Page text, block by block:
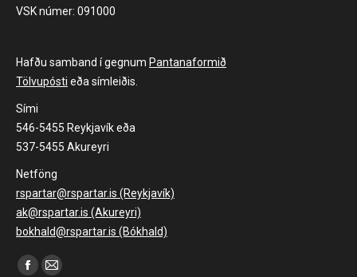
VSK númer: 091000
Hafðu samband í gegnum Pantanaformið
Tölvupósti eða símleiðis.
Sími
546-5455 Reykjavík eða
537-5455 Akureyri
Netföng
rspartar@rspartar.is (Reykjavík)
ak@rspartar.is (Akureyri)
bokhald@rspartar.is (Bókhald)
Find us on:
Facebook
Mail